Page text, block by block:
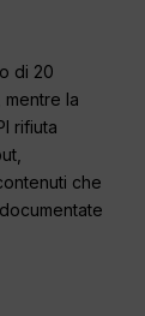
di 20
la
rifiuta
che